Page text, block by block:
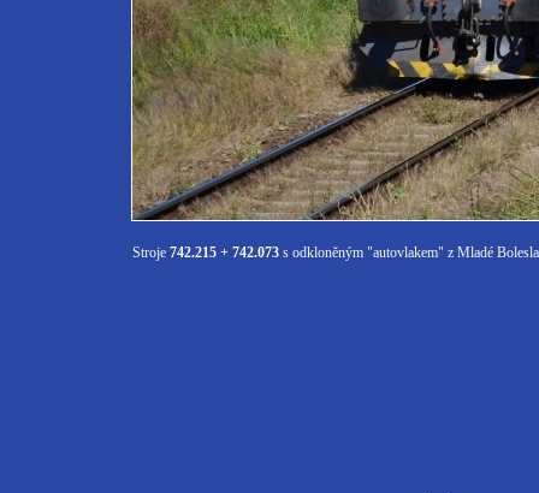
Stroje 742.215 + 742.073 s odkloněným "autovlakem" z Mladé